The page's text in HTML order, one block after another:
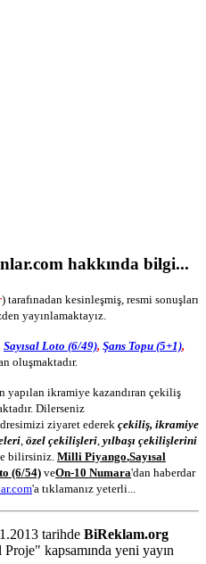
hakkında bilgi...
) tarafınadan kesinleşmiş, resmi sonuşları
yayınlamaktayız.
Sayısal Loto (6/49), Şans Topu (5+1),
oluşmaktadır.
yapılan ikramiye kazandıran çekiliş
Dilerseniz
ziyaret ederek çekiliş, ikramiye
özel çekilişleri yılbaşı çekilişlerini
bilirsiniz. Milli Piyango,Sayısal
(6/54)veOn-10 Numara'dan haberdar
'a tıklamanız yeterli...
tarihde BiReklam.org
kapsamında yeni yayın